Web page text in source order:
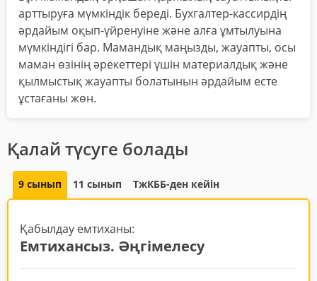
арттыруға мүмкіндік береді. Бухгалтер-кассирдің
әрдайым оқып-үйренуіне және алға ұмтылуына
мүмкіндігі бар. Мамандық маңызды, жауапты, осы
маман өзінің әрекеттері үшін материалдық және
қылмыстық жауапты болатынын әрдайым есте
ұстағаны жөн.
Қалай түсуге болады
9 сынып 11 сынып ТжКББ-ден кейін
Қабылдау емтиханы:
Емтихансыз. Әңгімелесу